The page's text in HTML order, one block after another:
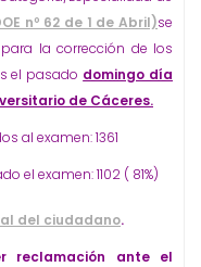
nº 62 de 1 de Abril)se
la corrección de los
el pasado domingo día
de Cáceres.
al examen: 1361
el examen: 1102 ( 81%)
del ciudadano.
reclamación ante el